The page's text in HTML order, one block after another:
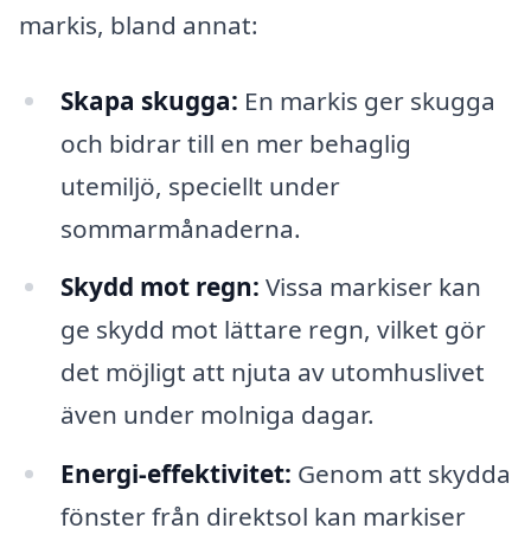
markis, bland annat:
Skapa skugga: En markis ger skugga
och bidrar till en mer behaglig
utemiljö, speciellt under
sommarmånaderna.
Skydd mot regn: Vissa markiser kan
ge skydd mot lättare regn, vilket gör
det möjligt att njuta av utomhuslivet
även under molniga dagar.
Energi-effektivitet: Genom att skydda
fönster från direktsol kan markiser